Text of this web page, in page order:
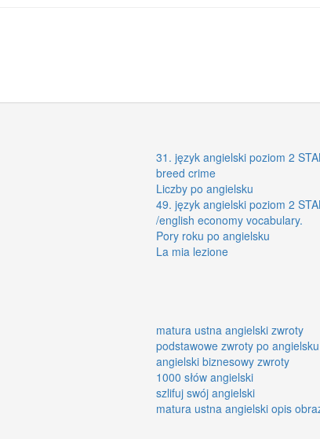
31. język angielski poziom 2
breed crime
Liczby po angielsku
49. język angielski poziom 2
/english economy vocabulary.
Pory roku po angielsku
La mia lezione
matura ustna angielski zwroty
podstawowe zwroty po angielsku
angielski biznesowy zwroty
1000 słów angielski
szlifuj swój angielski
matura ustna angielski opis